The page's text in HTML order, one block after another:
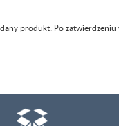
produkt. Po